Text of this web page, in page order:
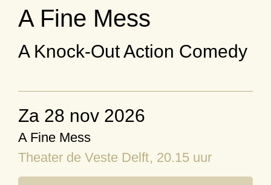
A Fine Mess
A Knock-Out Action Comedy
za 28 nov 2026
A Fine Mess
Theater de Veste Delft, 20.15 uur